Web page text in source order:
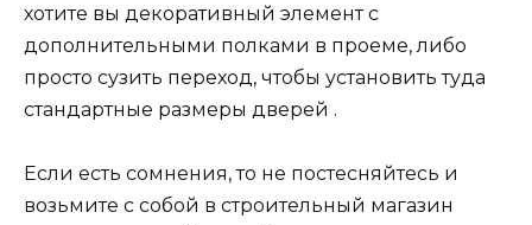
хотите вы декоративный элемент с
дополнительными полками в проеме, либо
просто сузить переход, чтобы установить туда
стандартные размеры дверей .
Если есть сомнения, то не постесняйтесь и
возьмите с собой в строительный магазин